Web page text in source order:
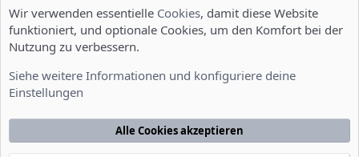
Nutzungsbedingungen Datenschutzerklärung
Startseite
Wir verwenden essentielle Cookies, damit diese Website
funktioniert, und optionale Cookies, um den Komfort bei der
Nutzung zu verbessern.
Siehe weitere Informationen und konfiguriere deine
Einstellungen
Alle Cookies akzeptieren